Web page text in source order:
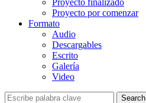
Proyecto por comenzar
Formato
Audio
Descargables
Escrito
Galería
Video
Search